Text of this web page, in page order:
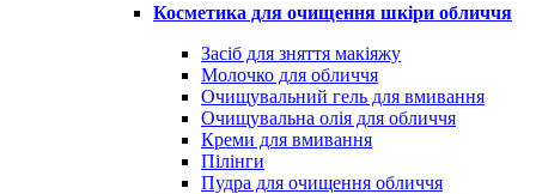
Косметика для очищення шкіри обличчя
Засіб для зняття макіяжу
Молочко для обличчя
Очищувальний гель для вмивання
Очищувальна олія для обличчя
Креми для вмивання
Пілінги
Пудра для очищення обличчя